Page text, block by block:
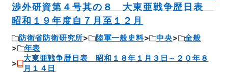
渉外研資第４号其の８ 大東亜戦争歴日表
昭和１９年度自７月至１２月
防衛省防衛研究所 陸軍一般史料 中央
全般
年表
大東亜戦争暦日表 昭和１８年１月３日～２０年８
月１４日